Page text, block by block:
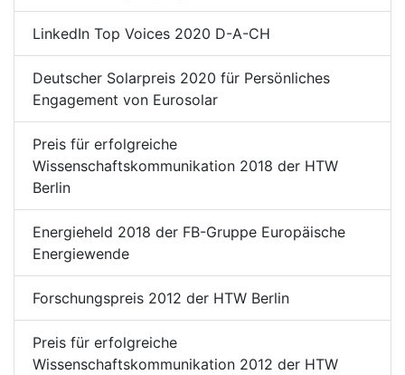
LinkedIn Top Voices 2020 D-A-CH
Deutscher Solarpreis 2020 für Persönliches
Engagement von Eurosolar
Preis für erfolgreiche
Wissenschaftskommunikation 2018 der HTW
Berlin
Energieheld 2018 der FB-Gruppe Europäische
Energiewende
Forschungspreis 2012 der HTW Berlin
Preis für erfolgreiche
Wissenschaftskommunikation 2012 der HTW